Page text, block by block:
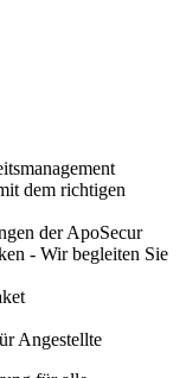
dem richtigen
der ApoSecur
- Wir begleiten Sie
Angestellte